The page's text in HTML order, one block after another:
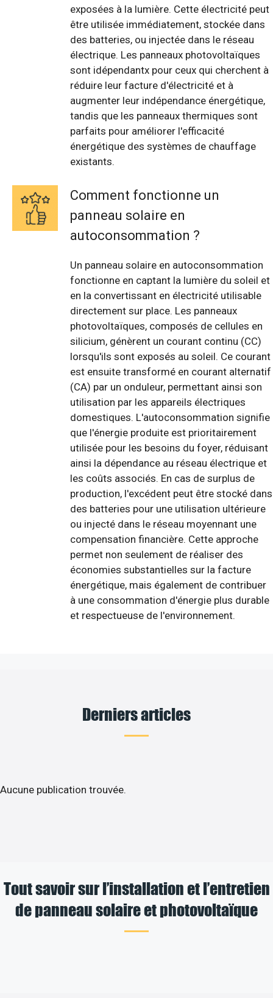
exposées à la lumière. Cette électricité peut
être utilisée immédiatement, stockée dans
des batteries, ou injectée dans le réseau
électrique. Les panneaux photovoltaïques
sont idépendantx pour ceux qui cherchent à
réduire leur facture d'électricité et à
augmenter leur indépendance énergétique,
tandis que les panneaux thermiques sont
parfaits pour améliorer l'efficacité
énergétique des systèmes de chauffage
existants.
Comment fonctionne un
panneau solaire en
autoconsommation ?
Un panneau solaire en autoconsommation
fonctionne en captant la lumière du soleil et
en la convertissant en électricité utilisable
directement sur place. Les panneaux
photovoltaïques, composés de cellules en
silicium, génèrent un courant continu (CC)
lorsqu'ils sont exposés au soleil. Ce courant
est ensuite transformé en courant alternatif
(CA) par un onduleur, permettant ainsi son
utilisation par les appareils électriques
domestiques. L'autoconsommation signifie
que l'énergie produite est prioritairement
utilisée pour les besoins du foyer, réduisant
ainsi la dépendance au réseau électrique et
les coûts associés. En cas de surplus de
production, l'excédent peut être stocké dans
des batteries pour une utilisation ultérieure
ou injecté dans le réseau moyennant une
compensation financière. Cette approche
permet non seulement de réaliser des
économies substantielles sur la facture
énergétique, mais également de contribuer
à une consommation d'énergie plus durable
et respectueuse de l'environnement.
Derniers articles
Aucune publication trouvée.
Tout savoir sur l’installation et l’entretien
de panneau solaire et photovoltaïque